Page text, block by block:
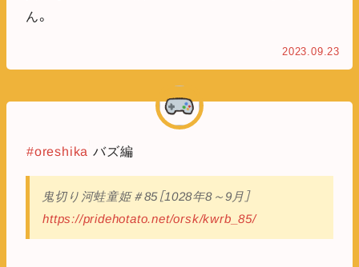
ん。
2023.09.23
#oreshika バズ編
鬼切り河蛙童姫＃85［1028年8～9月］
https://pridehotato.net/orsk/kwrb_85/